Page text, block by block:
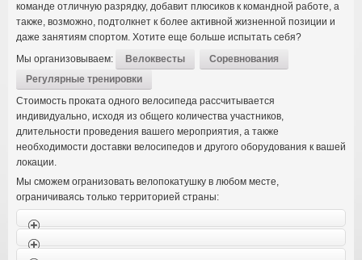
команде отличную разрядку, добавит плюсиков к командной работе, а
также, возможно, подтолкнет к более активной жизненной позиции и
даже занятиям спортом. Хотите еще больше испытать себя?
Мы организовываем: Велоквесты
Соревнования
Регулярные тренировки
Стоимость проката одного велосипеда рассчитывается
индивидуально, исходя из общего количества участников,
длительности проведения вашего мероприятия, а также
необходимости доставки велосипедов и другого оборудования к вашей
локации.
Мы сможем огранизовать велопокатушку в любом месте,
ограничиваясь только территорией страны: